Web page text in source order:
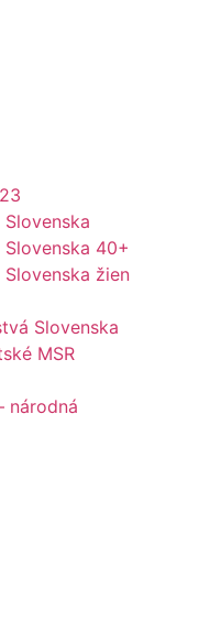
40+
žien
Slovenska
MSR
národná